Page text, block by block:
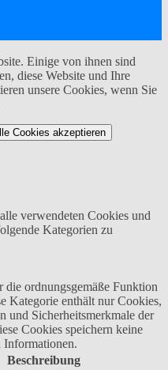
Einige von ihnen sind
diese Website und Ihre
unsere Cookies, wenn Sie
Cookies akzeptieren
verwendeten Cookies und
Kategorien zu
ordnungsgemäße Funktion
Kategorie enthält nur Cookies,
und Sicherheitsmerkmale der
Cookies speichern keine
Informationen.
Beschreibung